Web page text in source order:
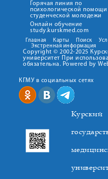
Горячая линия по
психологической помощи
студенческой молодежи
Онлайн обучение
study.kurskmed.com
Главная Карты Поиск
Экстренная информация
Copyright © 2002-2025
университет При
обязательна. Powered by
КГМУ в социальных сетях
Курский